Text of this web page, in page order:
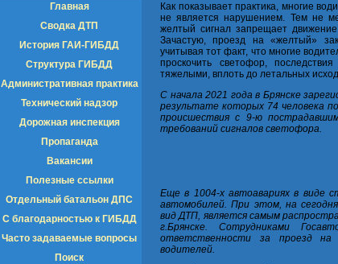
Главная
Сводка ДТП
История ГАИ-ГИБДД
Структура ГИБДД
Административная практика
Технический надзор
Дорожная инспекция
Пропаганда
Вакансии
Полезные ссылки
Отдельный батальон ДПС
С благодарностью к ГИБДД
Часто задаваемые вопросы
Поиск
Как показывает практика, многие
не является нарушением. Тем не
желтый сигнал запрещает
Зачастую, проезд на «желтый»
учитывая тот факт, что многие
проскочить светофор,
тяжелыми, вплоть до летальных
С начала 2021 года в Брянске
результате которых 74 человека
происшествия с 9-ю
требований сигналов светофора.
Еще в 1004-х автоавариях в виде
автомобилей. При этом, на
вид ДТП, является самым
г.Брянске. Сотрудниками
ответственности за проезд на
водителей.